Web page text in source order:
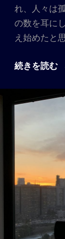
れ、人々は
の数を耳に
え始めたと
続きを読む